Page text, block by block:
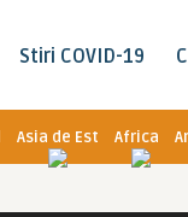
Stiri COVID-19
Asia de Est Africa